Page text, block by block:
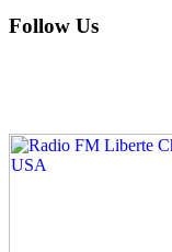
Follow Us